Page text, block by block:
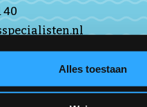
Alles toestaan
40